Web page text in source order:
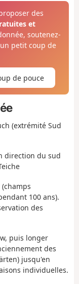
des
et
soutenez-
petit coup de
de pouce
(extrémité Sud
direction du sud
(champs
100 ans).
des
puis longer
des
jusqu'en
individuelles.